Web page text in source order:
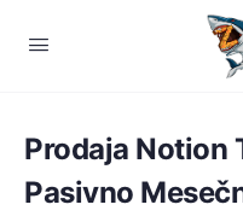
Prodaja
Pasivno